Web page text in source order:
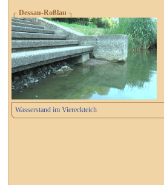
┌ Dessau-Roßlau ┐
Wasserstand im Viereckteich